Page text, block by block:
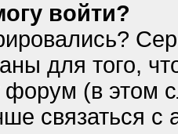
войти?
для того,
форум (в этом
связаться